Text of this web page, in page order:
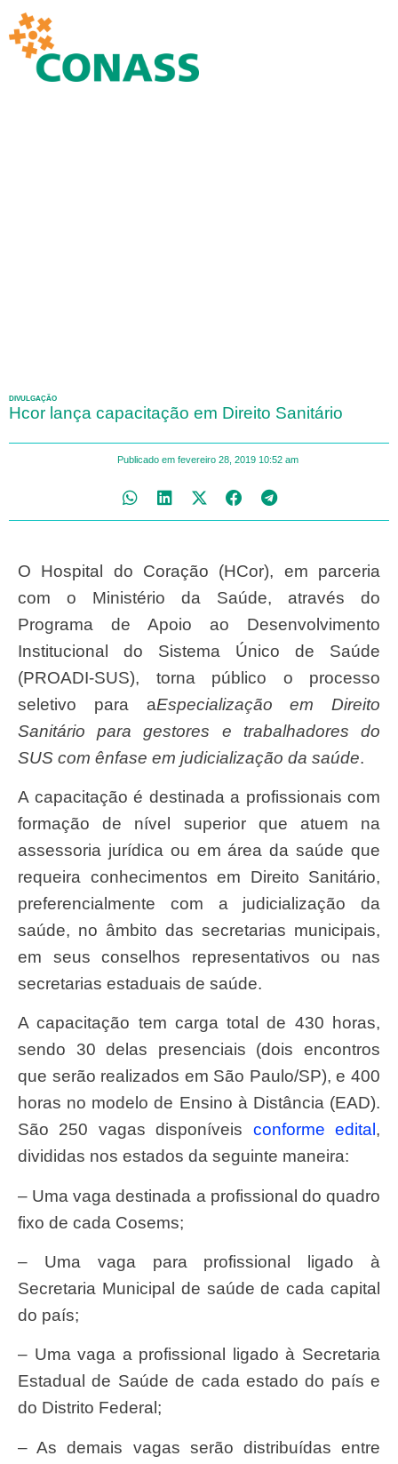
DIVULGAÇÃO
Hcor lança capacitação em Direito Sanitário
Publicado em fevereiro 28, 2019 10:52 am
O Hospital do Coração (HCor), em parceria
com o Ministério da Saúde, através do
Programa de Apoio ao Desenvolvimento
Institucional do Sistema Único de Saúde
(PROADI-SUS), torna público o processo
seletivo para aEspecialização em Direito
Sanitário para gestores e trabalhadores do
SUS com ênfase em judicialização da saúde.
A capacitação é destinada a profissionais com
formação de nível superior que atuem na
assessoria jurídica ou em área da saúde que
requeira conhecimentos em Direito Sanitário,
preferencialmente com a judicialização da
saúde, no âmbito das secretarias municipais,
em seus conselhos representativos ou nas
secretarias estaduais de saúde.
A capacitação tem carga total de 430 horas,
sendo 30 delas presenciais (dois encontros
que serão realizados em São Paulo/SP), e 400
horas no modelo de Ensino à Distância (EAD).
São 250 vagas disponíveis conforme edital ,
divididas nos estados da seguinte maneira:
– Uma vaga destinada a profissional do quadro
fixo de cada Cosems;
– Uma vaga para profissional ligado à
Secretaria Municipal de saúde de cada capital
do país;
– Uma vaga a profissional ligado à Secretaria
Estadual de Saúde de cada estado do país e
do Distrito Federal;
– As demais vagas serão distribuídas entre